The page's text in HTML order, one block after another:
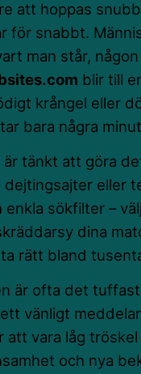
att hoppas
för snabbt.
man står,
blir till
krångel eller
bara några
är tänkt att göra
dejtingsajter eller
sökfilter –
dina
rätt bland
är ofta det
vänligt
att vara låg
och nya